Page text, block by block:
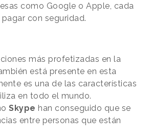
como Google o Apple, cada
con seguridad.
más profetizadas en la
está presente en esta
es una de las características
en todo el mundo.
Skype han conseguido que se
entre personas que están